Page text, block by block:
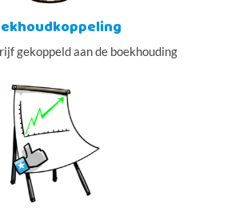
gekoppeld aan de boekhouding